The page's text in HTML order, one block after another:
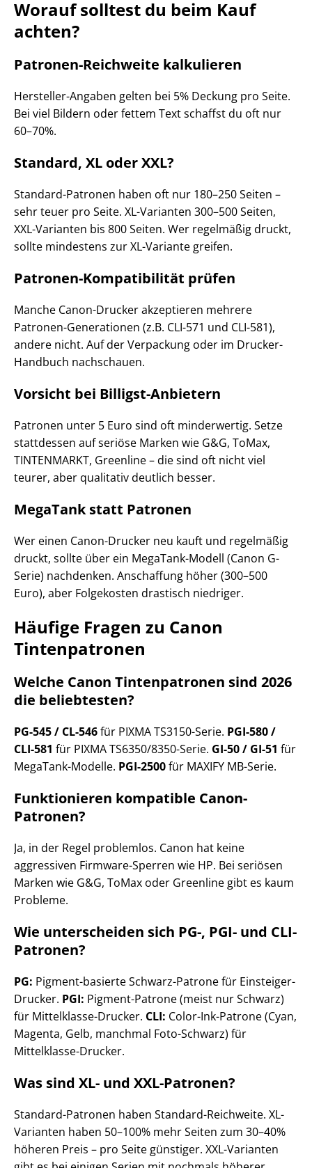
Worauf solltest du beim Kauf
achten?
Patronen-Reichweite kalkulieren
Hersteller-Angaben gelten bei 5% Deckung pro Seite.
Bei viel Bildern oder fettem Text schaffst du oft nur
60–70%.
Standard, XL oder XXL?
Standard-Patronen haben oft nur 180–250 Seiten –
sehr teuer pro Seite. XL-Varianten 300–500 Seiten,
XXL-Varianten bis 800 Seiten. Wer regelmäßig druckt,
sollte mindestens zur XL-Variante greifen.
Patronen-Kompatibilität prüfen
Manche Canon-Drucker akzeptieren mehrere
Patronen-Generationen (z.B. CLI-571 und CLI-581),
andere nicht. Auf der Verpackung oder im Drucker-
Handbuch nachschauen.
Vorsicht bei Billigst-Anbietern
Patronen unter 5 Euro sind oft minderwertig. Setze
stattdessen auf seriöse Marken wie G&G, ToMax,
TINTENMARKT, Greenline – die sind oft nicht viel
teurer, aber qualitativ deutlich besser.
MegaTank statt Patronen
Wer einen Canon-Drucker neu kauft und regelmäßig
druckt, sollte über ein MegaTank-Modell (Canon G-
Serie) nachdenken. Anschaffung höher (300–500
Euro), aber Folgekosten drastisch niedriger.
Häufige Fragen zu Canon
Tintenpatronen
Welche Canon Tintenpatronen sind 2026
die beliebtesten?
PG-545 / CL-546für PIXMA TS3150-Serie. PGI-580 /
CLI-581 für PIXMA TS6350/8350-Serie. GI-50 / GI-51 für
MegaTank-Modelle. PGI-2500für MAXIFY MB-Serie.
Funktionieren kompatible Canon-
Patronen?
Ja, in der Regel problemlos. Canon hat keine
aggressiven Firmware-Sperren wie HP. Bei seriösen
Marken wie G&G, ToMax oder Greenline gibt es kaum
Probleme.
Wie unterscheiden sich PG-, PGI- und CLI-
Patronen?
PG: Pigment-basierte Schwarz-Patrone für Einsteiger-
Drucker. PGI: Pigment-Patrone (meist nur Schwarz)
für Mittelklasse-Drucker. CLI: Color-Ink-Patrone (Cyan,
Magenta, Gelb, manchmal Foto-Schwarz) für
Mittelklasse-Drucker.
Was sind XL- und XXL-Patronen?
Standard-Patronen haben Standard-Reichweite. XL-
Varianten haben 50–100% mehr Seiten zum 30–40%
höheren Preis – pro Seite günstiger. XXL-Varianten